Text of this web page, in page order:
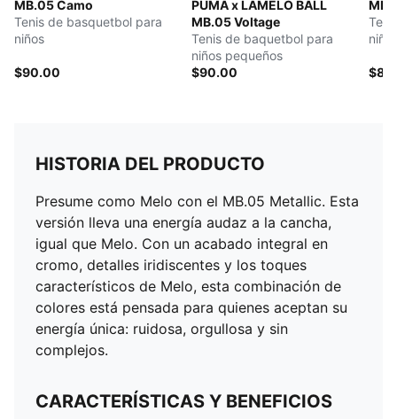
MB.05 Camo
Tenis de basquetbol para
niños
$90.00
PUMA x LAMELO BALL
MB.05 Voltage
Tenis de baquetbol para
niños pequeños
$90.00
HISTORIA DEL PRODUCTO
Presume como Melo con el MB.05 Metallic. Esta
versión lleva una energía audaz a la cancha,
igual que Melo. Con un acabado integral en
cromo, detalles iridiscentes y los toques
característicos de Melo, esta combinación de
colores está pensada para quienes aceptan su
energía única: ruidosa, orgullosa y sin
complejos.
CARACTERÍSTICAS Y BENEFICIOS